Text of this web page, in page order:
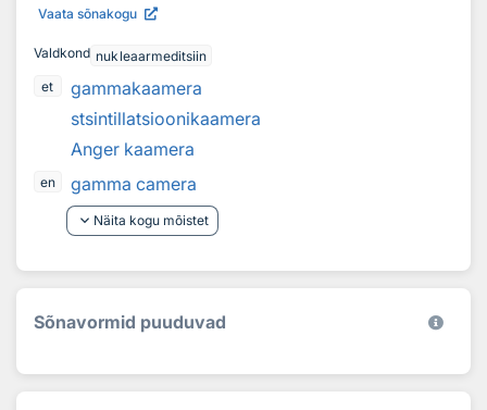
Vaata sõnakogu
Valdkond nukleaarmeditsiin
et
gammakaamera
stsintillatsioonikaamera
Anger kaamera
en
gamma camera
keyboard_arrow_down Näita kogu mõistet
Sõnavormid puuduvad